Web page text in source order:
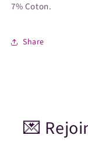
7% Coton.
Share
💌